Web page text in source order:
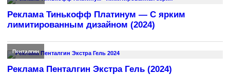
Реклама Тинькофф Платинум — С ярким
лимитированным дизайном (2024)
Пенталгин
Реклама Пенталгин Экстра Гель (2024)